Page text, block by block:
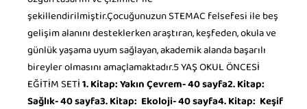
şekillendirilmiştir.Çocuğunuzun STEMAC felsefesi ile beş
gelişim alanını desteklerken araştıran, keşfeden, okula ve
günlük yaşama uyum sağlayan, akademik alanda başarılı
bireyler olmasını amaçlamaktadır.5 YAŞ OKUL ÖNCESİ
EĞİTİM SETİ1. Kitap: Yakın Çevrem- 40 sayfa2. Kitap:
Sağlık- 40 sayfa3. Kitap: Ekoloji- 40 sayfa4. Kitap: Keşif